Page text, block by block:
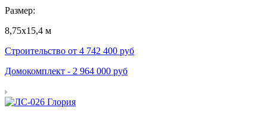
Размер:
8,75х15,4 м
Строительство от 4 742 400 руб
Домокомплект - 2 964 000 руб